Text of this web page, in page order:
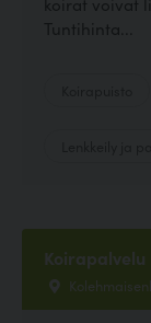
Tuntihinta...